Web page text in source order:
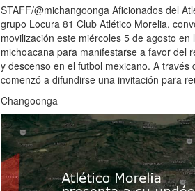
STAFF/@michangoonga Aficionados del
grupo Locura 81 Club Atlético Morelia,
movilización este miércoles 5 de agosto en
michoacana para manifestarse a favor del
y descenso en el futbol mexicano. A través
comenzó a difundirse una invitación para
Changoonga